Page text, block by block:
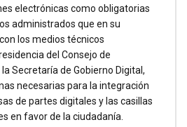
electrónicas como obligatorias
administrados que en su
los medios técnicos
del Consejo de
Secretaría de Gobierno Digital,
necesarias para la integración
de partes digitales y las casillas
en favor de la ciudadanía.